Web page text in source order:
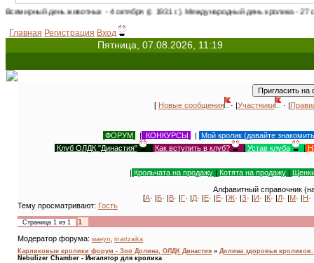
день животных - 4 октября (с 1931 г.). Международный день кролика - 27
Главная Регистрация Вход
Пятница, 07.08.2026, 11:19
[ Новые сообщения · |Участники · |
ФОРУМ | КОНКУРСЫ | Мой кролик (давайте
Клуб ОЛДК "Династия"
| Как вступить в клуб? | Устав клуба |
| Крольчата на продажу | Котята на продажу |
Алфавитный справочник
[А· |Б· |В· |Г· |Д· |Е· |Ё· |Ж· |З· |И· |К· |Л· |М· |Н·
Тему просматривают: Гость
Страница 1 из 1
1
Модератор форума: манул martzaika
Карликовые кролики форум - Зоо Долина, ОЛДК Династия » Долина здоровья
Nebulizer Chamber - Ингалятор для кролика